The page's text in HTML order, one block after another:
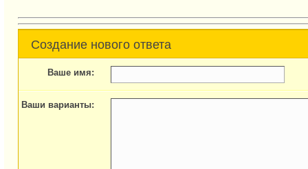
Создание нового ответа
Ваше имя:
Ваши варианты: